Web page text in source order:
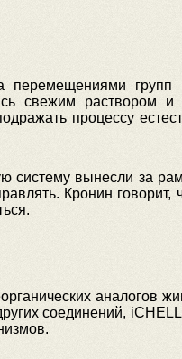
свежим
процессу
вынесли за
Кронин
аналогов
соединений,